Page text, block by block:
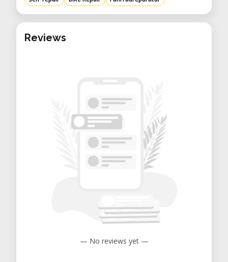
Fahrräder
Für jede Art von Fahrradreparatur
schnell wieder fahrbereit zu machen.
Unser Ziel ist es, dir das nötige Wissen,
die Werkzeuge und die Umgebung zu
geben, um dein Rad selbstständig
instand zu setzen.
unabhängig bleiben möchten.
Reviews
— No reviews yet —